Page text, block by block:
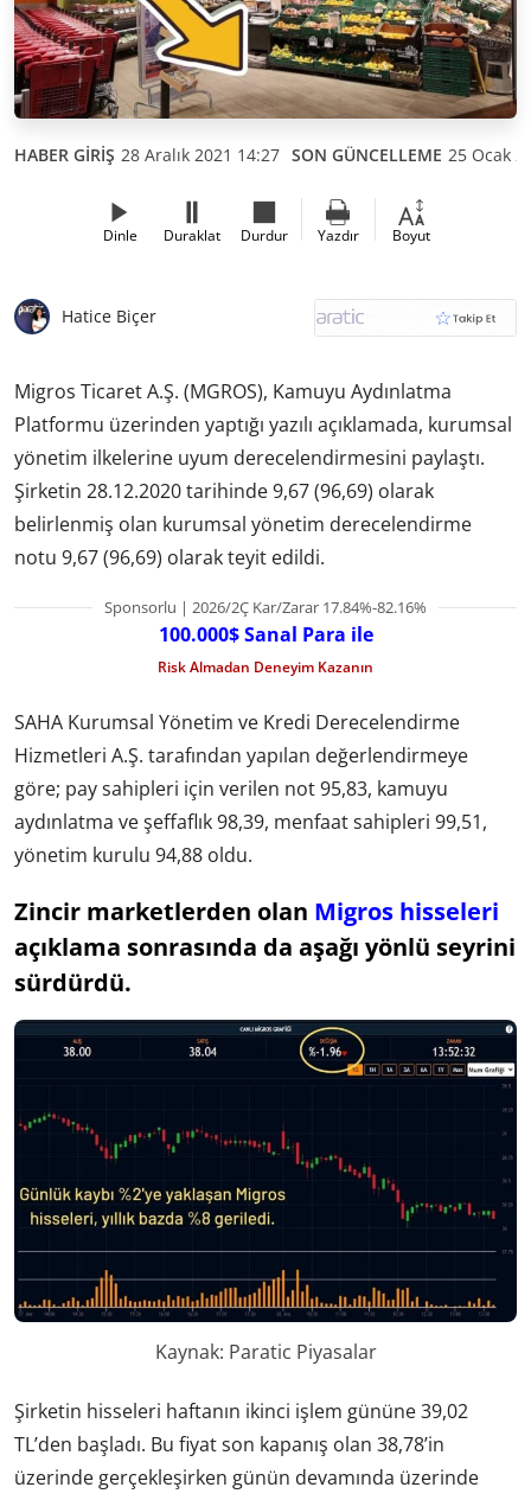
HABER GİRİŞ 28 Aralık 2021 14:27 SON GÜNCELLEME 25 Ocak
Dinle Duraklat Durdur Yazdır Boyut
Hatice Biçer
Migros Ticaret A.Ş. (MGROS), Kamuyu Aydınlatma
Platformu üzerinden yaptığı yazılı açıklamada, kurumsal
yönetim ilkelerine uyum derecelendirmesini paylaştı.
Şirketin 28.12.2020 tarihinde 9,67 (96,69) olarak
belirlenmiş olan kurumsal yönetim derecelendirme
notu 9,67 (96,69) olarak teyit edildi.
Sponsorlu | 2026/2Ç Kar/Zarar 17.84%-82.16%
100.000$ Sanal Para ile
Risk Almadan Deneyim Kazanın
SAHA Kurumsal Yönetim ve Kredi Derecelendirme
Hizmetleri A.Ş. tarafından yapılan değerlendirmeye
göre; pay sahipleri için verilen not 95,83, kamuyu
aydınlatma ve şeffaflık 98,39, menfaat sahipleri 99,51,
yönetim kurulu 94,88 oldu.
Zincir marketlerden olan Migros hisseleri
açıklama sonrasında da aşağı yönlü seyrini
sürdürdü.
Kaynak: Paratic Piyasalar
Şirketin hisseleri haftanın ikinci işlem gününe 39,02
TL’den başladı. Bu fiyat son kapanış olan 38,78’in
üzerinde gerçekleşirken günün devamında üzerinde